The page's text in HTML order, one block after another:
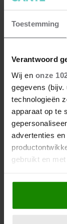
Toestemming
Verantwoord
Wij en onze
gegevens (bijv.
technologieën
apparaat op te
advertenties
gebruikt en met
Als u het
locatie, die
Kan
jaar